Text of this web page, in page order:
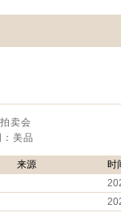
卖会
美品
来源
时